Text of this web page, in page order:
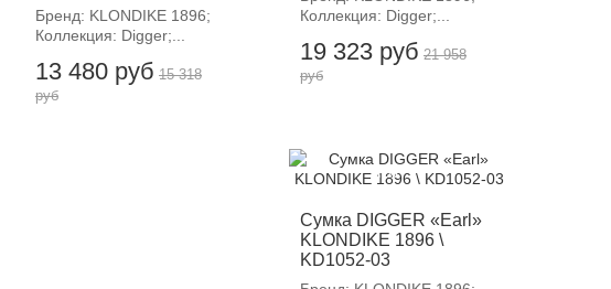
Бренд: KLONDIKE 1896;
Коллекция: Digger;...
13 480 руб 15 318
руб
Коллекция: Digger;...
19 323 руб 21 958
руб
Сумка DIGGER «Earl»
KLONDIKE 1896 \
KD1052-03
-12%